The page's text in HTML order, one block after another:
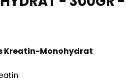
Kreatin-Monohydrat